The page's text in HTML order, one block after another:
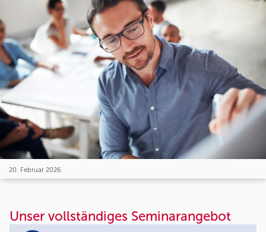
20. Februar 2026
Unser vollständiges Seminarangebot